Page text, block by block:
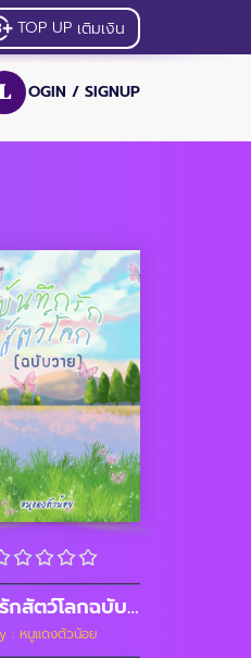
TOP UP เติมเงิน
OGIN / SIGNUP
บันทึกรักสัตว์โลกฉบับวาย
: หนูแดงตัวน้อย